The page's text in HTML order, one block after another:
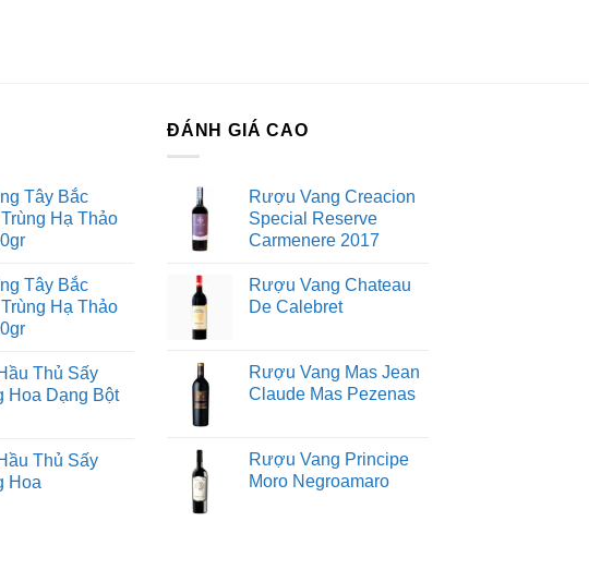
Tây Bắc
Hạ Thảo
Tây Bắc
Hạ Thảo
Thủ Sấy
Hoa Dạng Bột
Thủ Sấy
Hoa
ĐÁNH GIÁ CAO
Rượu Vang Creacion
Special Reserve
Carmenere 2017
Rượu Vang Chateau
De Calebret
Rượu Vang Mas Jean
Claude Mas Pezenas
Rượu Vang Principe
Moro Negroamaro